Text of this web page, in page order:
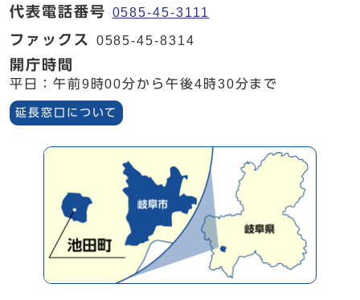
代表電話番号 0585-45-3111
ファックス 0585-45-8314
開庁時間
平日：午前9時00分から午後4時30分まで
延長窓口について